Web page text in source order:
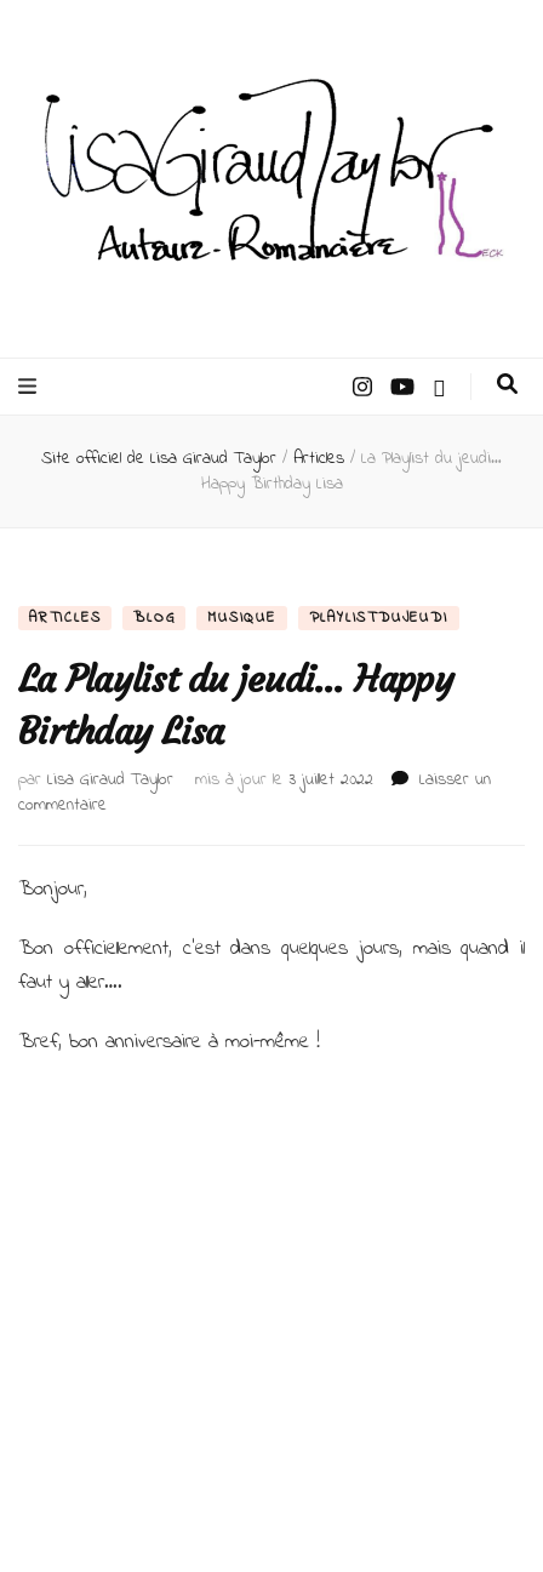
Taylor –
Auteur
Site officiel de Lisa Giraud Taylor / Articles / La Playlist du jeudi…
Happy Birthday Lisa
ARTICLES BLOG MUSIQUE PLAYLISTDUJEUDI
La Playlist du jeudi… Happy
Birthday Lisa
par Lisa Giraud Taylor mis à jour le 3 juillet 2022
Laisser un
commentaire
Birthday
Lisa
Bonjour,
Bon officiellement, c’est dans quelques jours, mais quand il
faut y aller….
Bref, bon anniversaire à moi-même !